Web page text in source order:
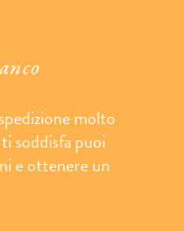
molto
soddisfa puoi
e ottenere un